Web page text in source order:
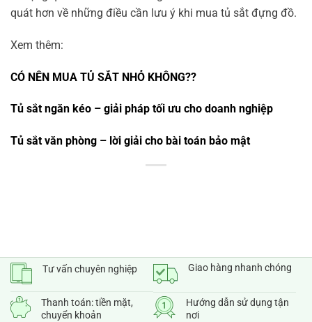
quát hơn về những điều cần lưu ý khi mua tủ sắt đựng đồ.
Xem thêm:
CÓ NÊN MUA TỦ SẮT NHỎ KHÔNG??
Tủ sắt ngăn kéo – giải pháp tối ưu cho doanh nghiệp
Tủ sắt văn phòng – lời giải cho bài toán bảo mật
Tư vấn chuyên nghiệp Giao hàng nhanh chóng
Thanh toán: tiền mặt,
chuyển khoản
Hướng dẫn sử dụng tận
nơi